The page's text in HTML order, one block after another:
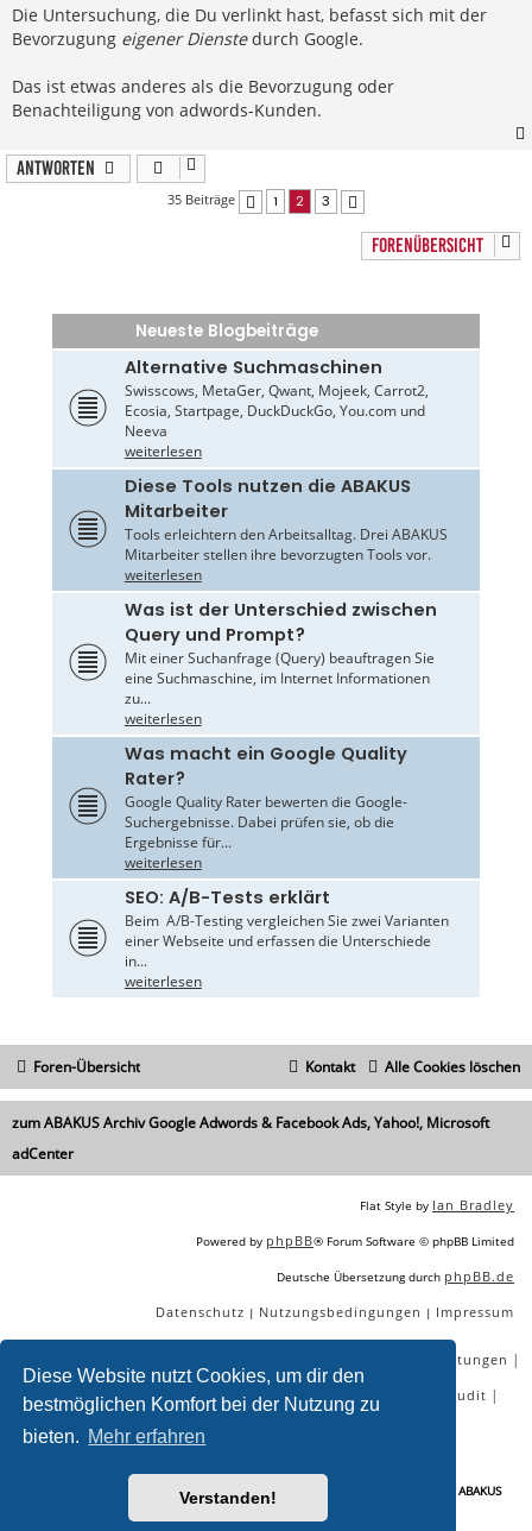
Diese Website nutzt Cookies, um dir den
bestmöglichen Komfort bei der Nutzung zu
bieten. Mehr erfahren
Verstanden!
Die Untersuchung, die Du verlinkt hast, befasst sich mit der
Bevorzugung eigener Dienstedurch Google.
Das ist etwas anderes als die Bevorzugung oder
Benachteiligung von adwords-Kunden.
Antworten
35 Beiträge Vorherige
1 2 3
FORENÜBERSICHT
Neueste Blogbeiträge
Alternative Suchmaschinen
Swisscows, MetaGer, Qwant, Mojeek, Carrot2,
Ecosia, Startpage, DuckDuckGo, You.com und
Neeva
weiterlesen
Diese Tools nutzen die ABAKUS
Mitarbeiter
Tools erleichtern den Arbeitsalltag. Drei ABAKUS
Mitarbeiter stellen ihre bevorzugten Tools vor.
weiterlesen
Was ist der Unterschied zwischen
Query und Prompt?
Mit einer Suchanfrage (Query) beauftragen Sie
eine Suchmaschine, im Internet Informationen
zu...
weiterlesen
Was macht ein Google Quality
Rater?
Google Quality Rater bewerten die Google-
Suchergebnisse. Dabei prüfen sie, ob die
Ergebnisse für...
weiterlesen
SEO: A/B-Tests erklärt
Beim A/B-Testing vergleichen Sie zwei Varianten
einer Webseite und erfassen die Unterschiede
in...
weiterlesen
Foren-Übersicht Alle Cookies löschen
Kontakt
zum ABAKUS Archiv Google Adwords & Facebook Ads, Yahoo!, Microsoft
adCenter
Flat Style by Ian Bradley
Powered by phpBB® Forum Software © phpBB Limited
Deutsche Übersetzung durch phpBB.de
Datenschutz | Nutzungsbedingungen | Impressum
SEO Dienstleistungen |
SEO Workshops |SEO Beratung| Backlinks kaufen SEO Audit |
SEO Tools gratis
Zusammenhang zwischen AdWords und SERPs? - Seite 2 - ABAKUS